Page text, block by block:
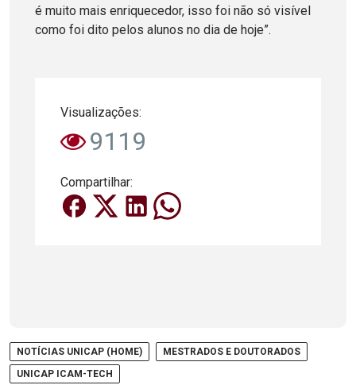
é muito mais enriquecedor, isso foi não só visível
como foi dito pelos alunos no dia de hoje”.
Visualizações:
9119
Compartilhar:
NOTÍCIAS UNICAP (HOME)
MESTRADOS E DOUTORADOS
UNICAP ICAM-TECH